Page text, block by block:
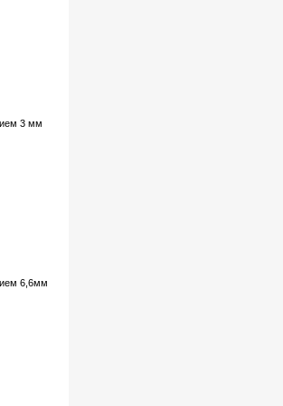
3 мм
6,6мм